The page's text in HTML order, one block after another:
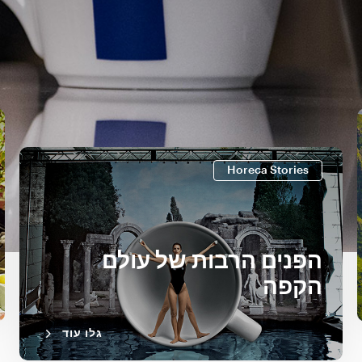
Horeca Stories
הפנים הרבות של עולם
הקפה
גלו עוד